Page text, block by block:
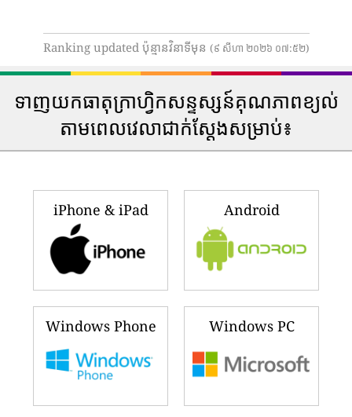
Ranking updated ប៉ុន្មានវិនាទីមុន (៩ សីហា ២០២៦ ០៧:៥២)
ទាញយកធាតុក្រាហ្វិកសន្ទស្សន៍គុណភាពខ្យល់
តាមពេលវេលាជាក់ស្តែងសម្រាប់៖
iPhone & iPad Android
Windows Phone Windows PC